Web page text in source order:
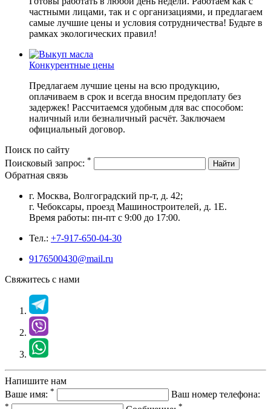
частными лицами, так и с организациями, и предлагаем
самые лучшие цены и условия сотрудничества! Будьте в
рамках экологических правил!
Конкурентные цены
Предлагаем лучшие цены на всю продукцию,
оплачиваем в срок и всегда вносим предоплату без
задержек! Рассчитаемся удобным для вас способом:
наличный или безналичный расчёт. Заключаем
официальный договор.
Поиск по сайту
Поисковый запрос: * Найти
Обратная связь
г. Москва, Волгоградский пр-т, д. 42;
г. Чебоксары, проезд Машиностроителей, д. 1Е.
Время работы: пн-пт с 9:00 до 17:00.
Тел.: +7-917-650-04-30
9176500430@mail.ru
Свяжитесь с нами
Напишите нам
Ваше имя: * Ваш номер телефона:
* *